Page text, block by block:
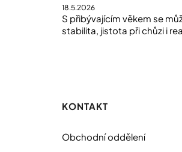
18.5.2026
S přibývajícím věkem se
stabilita, jistota při chůzi i
KONTAKT
Obchodní oddělení